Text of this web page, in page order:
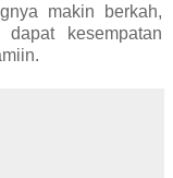
makin berkah,
kesempatan